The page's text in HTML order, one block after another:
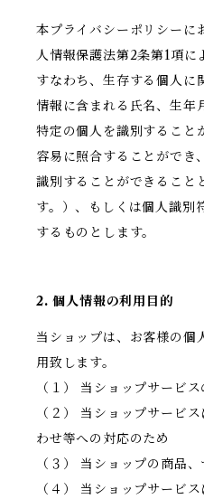
本プライバシーポリシーに
人情報保護法第2条第1項に
すなわち、生存する個人に
情報に含まれる氏名、生年
特定の個人を識別すること
容易に照合することができ
識別することができること
す。）、もしくは個人識別
するものとします。
2. 個人情報の利用目的
当ショップは、お客様の個
用致します。
（１） 当ショップサービ
（２） 当ショップサービ
わせ等への対応のため
（３） 当ショップの商品
（４） 当ショップサービ